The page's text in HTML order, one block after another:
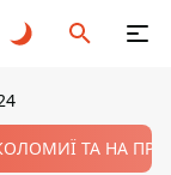
ТА НА